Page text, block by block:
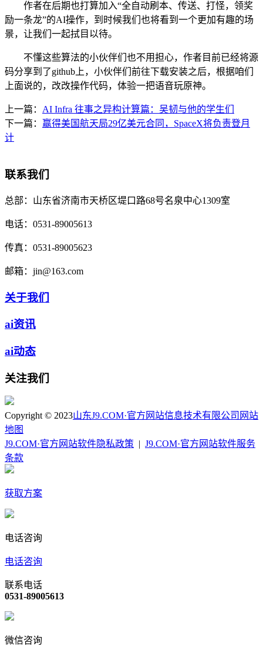
作者在后期也打算加入“全自动刷本、传送、打怪，领奖
励一条龙”的AI操作，到时候我们也将看到一个更加有趣的场
景，让我们一起拭目以待。
不懂这些算法的小伙伴们也不用担心，作者目前已经将源
码分享到了github上，小伙伴们前往下载安装之后，根据咱们
上面说的，改改操作代码，体验一把语音玩原神。
上一篇： AI Infra 往事之异构计算篇：吴韧与他的学生们
下一篇： 赢得美国航天局29亿美元合同，SpaceX将负责登月
计
联系我们
总部： 山东省济南市天桥区堤口路68号名泉中心1309室
电话： 0531-89005613
传真： 0531-89005623
邮箱： jin@163.com
关于我们
ai资讯
ai动态
关注我们
Copyright © 2023山东J9.COM·官方网站信息技术有限公司 网站
地图
J9.COM·官方网站软件隐私政策
J9.COM·官方网站软件服务
条款
获取方案
电话咨询
电话咨询
联系电话
0531-89005613
微信咨询